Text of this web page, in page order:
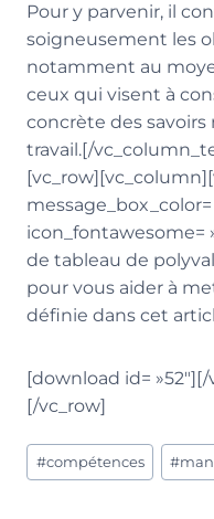
Pour y parvenir, il
soigneusement les
notamment au
ceux qui visent à
concrète des
travail.[/
icon_fontawesome=
de tableau de
pour vous aider à
définie dans cet
[download id=
[/vc_row]
Étiquettes
de
#compétences #